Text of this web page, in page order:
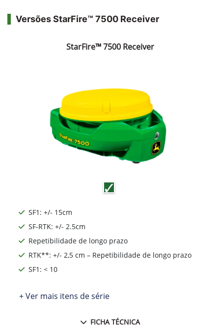
Versões StarFire™ 7500 Receiver
StarFire™ 7500 Receiver
SF1: +/- 15cm
SF-RTK: +/- 2.5cm
Repetibilidade de longo prazo
RTK**: +/- 2,5 cm – Repetibilidade de longo prazo
SF1: < 10
+ Ver mais itens de série
FICHA TÉCNICA